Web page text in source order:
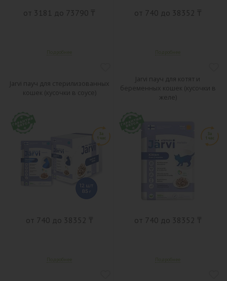
от 3181 до 73790 ₸ от 740 до 38352 ₸
Jarvi пауч для стерилизованных
кошек (кусочки в соусе)
от 740 до 38352 ₸
Jarvi пауч для котят и
беременных кошек (кусочки в
желе)
от 740 до 38352 ₸